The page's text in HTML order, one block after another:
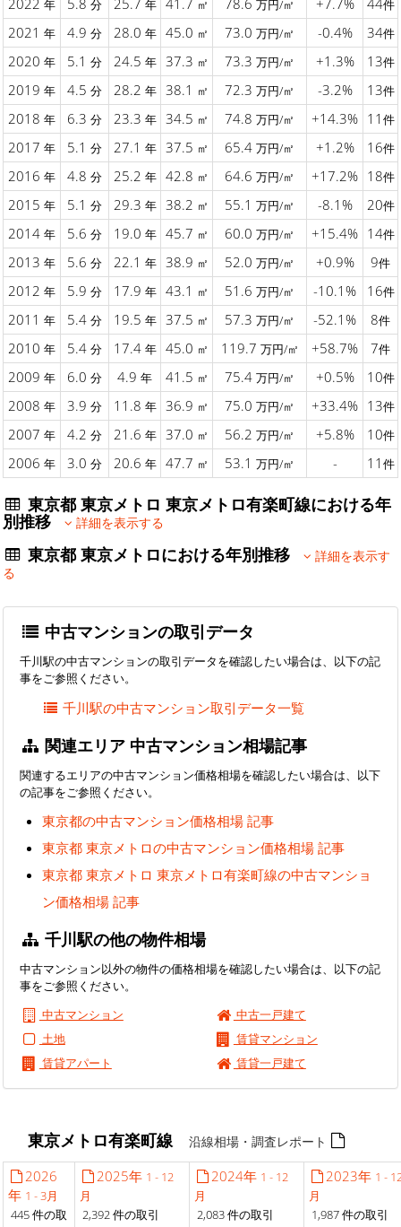
2022 年 5.8 分 25.7 年 41.7 ㎡ 78.6 万円/㎡ +7.7% 44件
2021 年 4.9 分 28.0 年 45.0 ㎡ 73.0 万円/㎡ -0.4% 34件
2020 年 5.1 分 24.5 年 37.3 ㎡ 73.3 万円/㎡ +1.3% 13件
2019 年 4.5 分 28.2 年 38.1 ㎡ 72.3 万円/㎡ -3.2% 13件
2018 年 6.3 分 23.3 年 34.5 ㎡ 74.8 万円/㎡ +14.3% 11 件
2017 年 5.1 分 27.1 年 37.5 ㎡ 65.4 万円/㎡ +1.2% 16件
2016 年 4.8 分 25.2 年 42.8 ㎡ 64.6 万円/㎡ +17.2% 18件
2015 年 5.1 分 29.3 年 38.2 ㎡ 55.1 万円/㎡ -8.1% 20件
2014 年 5.6 分 19.0 年 45.7 ㎡ 60.0 万円/㎡ +15.4% 14件
2013 年 5.6 分 22.1 年 38.9 ㎡ 52.0 万円/㎡ +0.9% 9件
2012 年 5.9 分 17.9 年 43.1 ㎡ 51.6 万円/㎡ -10.1% 16件
2011 年 5.4 分 19.5 年 37.5 ㎡ 57.3 万円/㎡ -52.1% 8件
2010 年 5.4 分 17.4 年 45.0 ㎡ 119.7 万円/㎡ +58.7% 7件
2009 年 6.0 分 4.9 年 41.5 ㎡ 75.4 万円/㎡ +0.5% 10件
2008 年 3.9 分 11.8 年 36.9 ㎡ 75.0 万円/㎡ +33.4% 13件
2007 年 4.2 分 21.6 年 37.0 ㎡ 56.2 万円/㎡ +5.8% 10件
2006 年 3.0 分 20.6 年 47.7 ㎡ 53.1 万円/㎡ - 11 件
東京都 東京メトロ 東京メトロ有楽町線における年
別推移 詳細を表示する
東京都 東京メトロにおける年別推移
詳細を表示す
る
中古マンションの取引データ
千川駅の中古マンションの取引データを確認したい場合は、以下の記
事をご参照ください。
千川駅の中古マンション取引データ一覧
関連エリア 中古マンション相場記事
関連するエリアの中古マンション価格相場を確認したい場合は、以下
の記事をご参照ください。
東京都の中古マンション価格相場 記事
東京都 東京メトロの中古マンション価格相場 記事
東京都 東京メトロ 東京メトロ有楽町線の中古マンショ
ン価格相場 記事
千川駅の他の物件相場
中古マンション以外の物件の価格相場を確認したい場合は、以下の記
事をご参照ください。
中古マンション
中古一戸建て
土地
賃貸マンション
賃貸アパート
賃貸一戸建て
東京メトロ有楽町線沿線相場・調査レポート
2026
年 1 - 3月
445 件の取
2025年 1 - 12
月
2,392 件の取引
2024年 1 - 12
月
2,083 件の取引
2023年 1 -
月
1,987 件の取引